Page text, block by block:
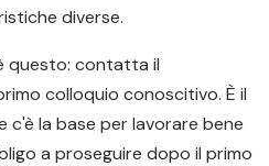
diverse.
questo: contatta il
colloquio conoscitivo. È il
c'è la base per lavorare bene
a proseguire dopo il primo